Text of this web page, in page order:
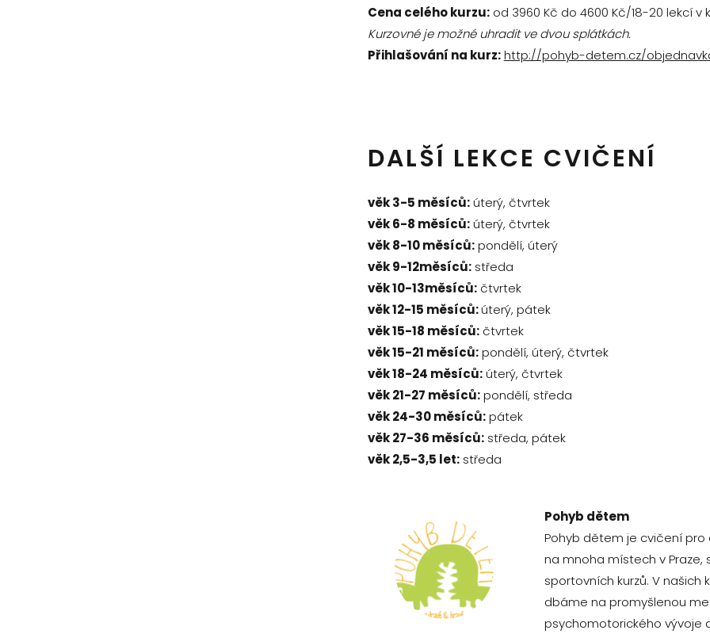
Cena celého kurzu:od 3960 Kč do 4600 Kč/18-20 lekcí v
Kurzovné je možné uhradit ve dvou splátkách.
Přihlašování na kurz: http://pohyb-detem.cz/
DALŠÍ LEKCE CVIČENÍ
věk 3-5 měsíců:úterý, čtvrtek
věk 6-8 měsíců:úterý, čtvrtek
věk 8-10 měsíců:pondělí, úterý
věk 9-12měsíců:středa
věk 10-13měsíců:čtvrtek
věk 12-15 měsíců:úterý, pátek
věk 15-18 měsíců:čtvrtek
věk 15-21 měsíců:pondělí, úterý, čtvrtek
věk 18-24 měsíců:úterý, čtvrtek
věk 21-27 měsíců:pondělí, středa
věk 24-30 měsíců:pátek
věk 27-36 měsíců:středa, pátek
věk 2,5-3,5 let:středa
Pohyb dětem
Pohyb dětem je cvičení
na mnoha místech v
sportovních kurzů. V
dbáme na promyšlenou
psychomotorického vývoje